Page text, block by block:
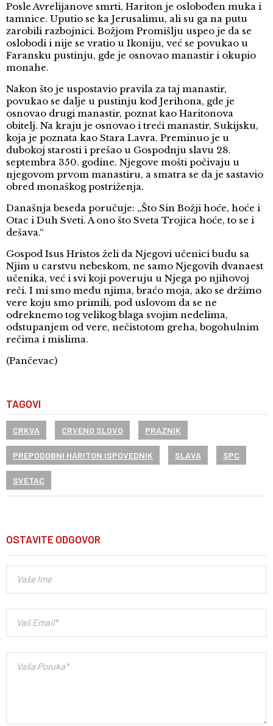
Posle Avrelijanove smrti, Hariton je oslobođen muka i
tamnice. Uputio se ka Jerusalimu, ali su ga na putu
zarobili razbojnici. Božjom Promišlju uspeo je da se
oslobodi i nije se vratio u Ikoniju, već se povukao u
Faransku pustinju, gde je osnovao manastir i okupio
monahe.
Nakon što je uspostavio pravila za taj manastir,
povukao se dalje u pustinju kod Jerihona, gde je
osnovao drugi manastir, poznat kao Haritonova
obitelj. Na kraju je osnovao i treći manastir, Sukijsku,
koja je poznata kao Stara Lavra. Preminuo je u
dubokoj starosti i prešao u Gospodnju slavu 28.
septembra 350. godine. Njegove mošti počivaju u
njegovom prvom manastiru, a smatra se da je sastavio
obred monaškog postriženja.
Današnja beseda poručuje: „Što Sin Božji hoće, hoće i
Otac i Duh Sveti. A ono što Sveta Trojica hoće, to se i
dešava.“
Gospod Isus Hristos želi da Njegovi učenici budu sa
Njim u carstvu nebeskom, ne samo Njegovih dvanaest
učenika, već i svi koji poveruju u Njega po njihovoj
reči. I mi smo među njima, braćo moja, ako se držimo
vere koju smo primili, pod uslovom da se ne
odreknemo tog velikog blaga svojim nedelima,
odstupanjem od vere, nečistotom greha, bogohulnim
rečima i mislima.
(Pančevac)
TAGOVI
CRKVA CRVENO SLOVO PRAZNIK
PREPODOBNI HARITON ISPOVEDNIK SLAVA SPC
SVETAC
OSTAVITE ODGOVOR